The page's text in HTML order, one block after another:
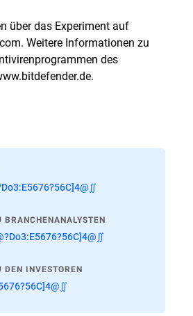
über das Experiment auf
Weitere Informationen zu
des
BRANCHENANALYSTEN
DEN INVESTOREN